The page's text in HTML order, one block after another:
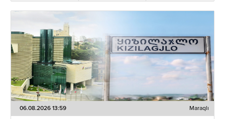
06.08.2026 13:59 Maraqlı